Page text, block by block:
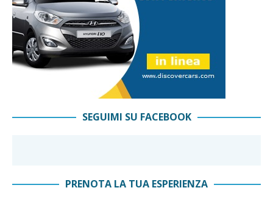
SEGUIMI SU FACEBOOK
PRENOTA LA TUA ESPERIENZA